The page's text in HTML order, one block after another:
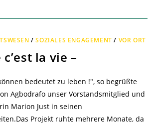
APRIL
MITGLIEDERVERSAMMLUNG
–
/SOZIALES ENGAGEMENT / VOR ORT
c’est la vie –
bedeutet zu leben !", so begrüßte
Agbodrafo unser Vorstandsmitglied und
Marion Just in seinen
Projekt ruhte mehrere Monate, da